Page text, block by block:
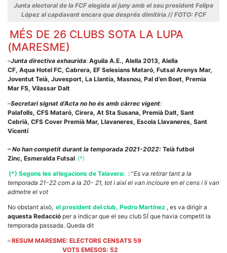
Junta electoral de la FCF elegida al juny amb el seu president Felipe
López al capdavant encara que després dimitiria // FOTO: FCF
MÉS DE 26 CLUBS SOTA LA LUPA
(MARESME)
–Junta directiva exhaurida: Aguila A.E., Alella 2013, Alella
CF, Aqua Hotel FC, Cabrera, EF Selesians Mataró, Futsal Arenys Mar,
Joventut Teià, Juvesport, La Llantía, Masnou, Pal d’en Boet, Premia
Mar FS, Vilassar Dalt
–Secretari signat d’Acta no ho és amb càrrec vigent:
Palafolls, CFS Mataró, Cirera, At Sta Susana, Premià Dalt, Sant
Cebrià, CFS Cover Premià Mar, Llavaneres, Escola Llavaneres, Sant
Vicentí
– No han competit durant la temporada 2021-2022: Teià futbol
Zinc, Esmeralda Futsal (*)
(*) Segons les al·legacions de Talavera: : “Es va retirar tant a la
temporada 21-22 com a la 20- 21, tot i així el van incloure en el cens i li van
admetre el vot
No obstant això, el president del club, Pedro Martínez , es va dirigir a
aquesta Redacció per a indicar que el seu club SÍ que havia competit la
temporada passada. Queda dit
–RESUM MARESME: ELECTORS CENSATS 59
VOTS EMESOS: 52